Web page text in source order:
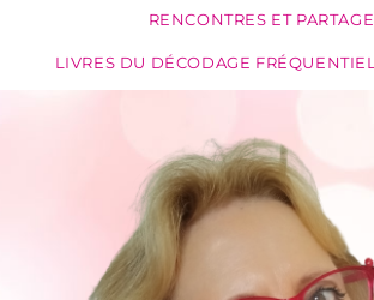
RENCONTRES ET PARTAGE
LIVRES DU DÉCODAGE FRÉQUENTIEL